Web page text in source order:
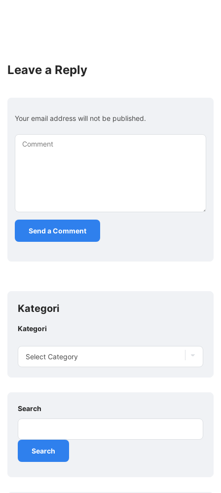
Leave a Reply
Your email address will not be published.
Comment
Kategori
Kategori
Search
Search